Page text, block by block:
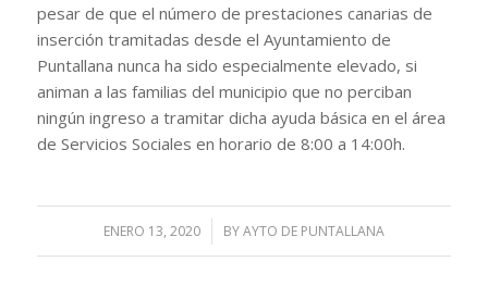
pesar de que el número de prestaciones canarias de
inserción tramitadas desde el Ayuntamiento de
Puntallana nunca ha sido especialmente elevado, si
animan a las familias del municipio que no perciban
ningún ingreso a tramitar dicha ayuda básica en el área
de Servicios Sociales en horario de 8:00 a 14:00h.
ENERO 13, 2020
/ BYAYTO DE PUNTALLANA